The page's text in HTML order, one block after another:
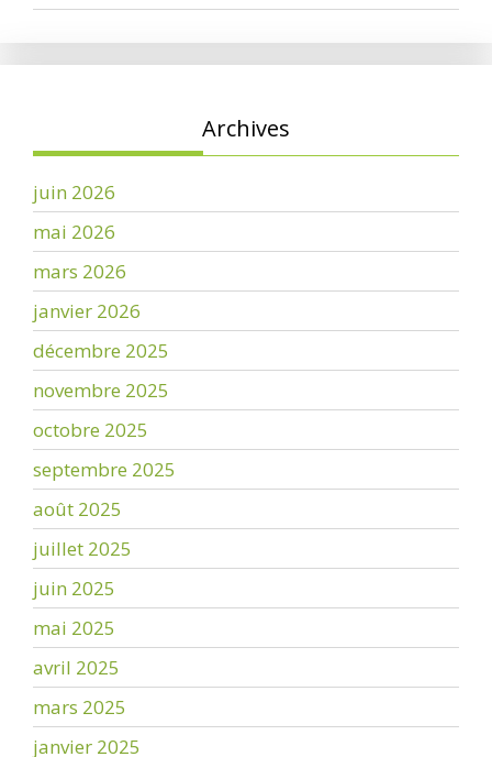
Archives
juin 2026
mai 2026
mars 2026
janvier 2026
décembre 2025
novembre 2025
octobre 2025
septembre 2025
août 2025
juillet 2025
juin 2025
mai 2025
avril 2025
mars 2025
janvier 2025